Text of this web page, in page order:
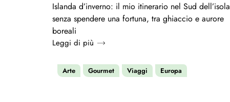
Islanda d’inverno: il mio itinerario nel Sud dell’isola
senza spendere una fortuna, tra ghiaccio e aurore
boreali
Leggi di più
Arte Gourmet Viaggi Europa